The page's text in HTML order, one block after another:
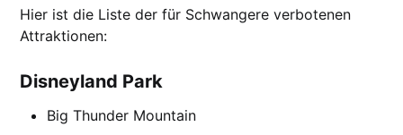
Hier ist die Liste der für Schwangere verbotenen
Attraktionen:
Disneyland Park
Big Thunder Mountain